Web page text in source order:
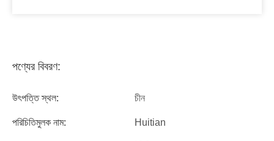
পণ্যের বিবরণ:
উৎপত্তি স্থল: চীন
পরিচিতিমুলক নাম: Huitian